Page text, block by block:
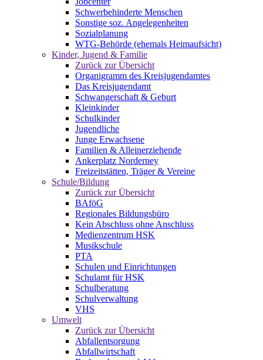
Schwerbehinderte Menschen
Sonstige soz. Angelegenheiten
Sozialplanung
WTG-Behörde (ehemals Heimaufsicht)
Kinder, Jugend & Familie
Zurück zur Übersicht
Organigramm des Kreisjugendamtes
Das Kreisjugendamt
Schwangerschaft & Geburt
Kleinkinder
Schulkinder
Jugendliche
Junge Erwachsene
Familien & Alleinerziehende
Ankerplatz Norderney
Freizeitstätten, Träger & Vereine
Schule/Bildung
Zurück zur Übersicht
BAföG
Regionales Bildungsbüro
Kein Abschluss ohne Anschluss
Medienzentrum HSK
Musikschule
PTA
Schulen und Einrichtungen
Schulamt für HSK
Schulberatung
Schulverwaltung
VHS
Umwelt
Zurück zur Übersicht
Abfallentsorgung
Abfallwirtschaft